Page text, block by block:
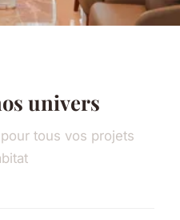
univers
tous vos projets